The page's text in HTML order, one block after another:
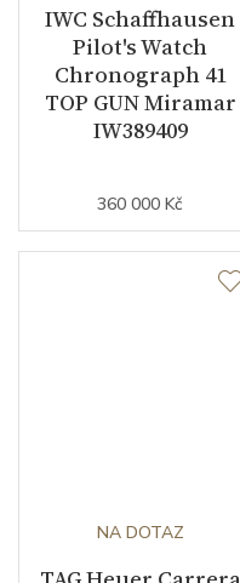
IWC Schaffhausen
Pilot's Watch
Chronograph 41
TOP GUN Miramar
IW389409
360 000 Kč
NA DOTAZ